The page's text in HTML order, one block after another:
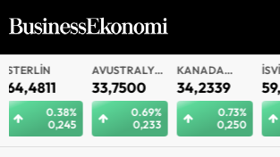
AVUSTRALYA
DOLARI
33,7500
0.69%
0,233
KANADA
DOLARI
34,2339
0.73%
0,250
İSVIÇRE
FRANKI
59,1179
0.82%
0,485